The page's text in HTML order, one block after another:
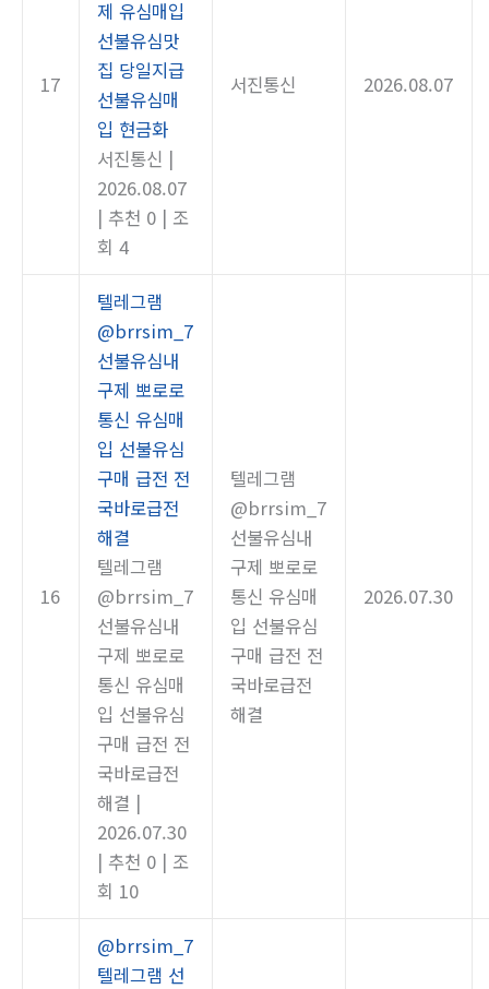
17
제 유심매입
선불유심맛
집 당일지급
선불유심매
입 현금화
서진통신 |
2026.08.07
| 추천 0 | 조
회 4
서진통신 2026.08.07
16
텔레그램
@brrsim_7
선불유심내
구제 뽀로로
통신 유심매
입 선불유심
구매 급전 전
국바로급전
해결
텔레그램
@brrsim_7
선불유심내
구제 뽀로로
통신 유심매
입 선불유심
구매 급전 전
국바로급전
해결 |
2026.07.30
| 추천 0 | 조
회 10
텔레그램
@brrsim_7
선불유심내
구제 뽀로로
통신 유심매
입 선불유심
구매 급전 전
국바로급전
해결
2026.07.30
@brrsim_7
텔레그램 선